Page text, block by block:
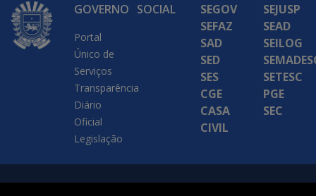
GOVERNO
Portal
Único de
Serviços
Transparência
Diário
Oficial
Legislação
SOCIAL
SEGOV
SEFAZ
SAD
SED
SES
CGE
CASA
CIVIL
SEJUSP
SEAD
SEILOG
SETESC
PGE
SEC